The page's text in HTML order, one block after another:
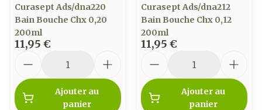
Curasept Ads/dna220
Bain Bouche Chx 0,20
200ml
11,95 €
Ajouter au
panier
Curasept Ads/dna212
Bain Bouche Chx 0,12
200ml
11,95 €
Ajouter au
panier